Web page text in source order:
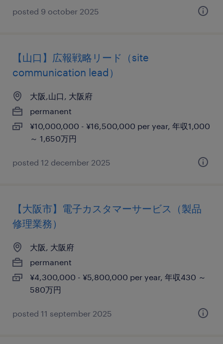
posted 9 october 2025
【山口】広報戦略リード（site
communication lead）
大阪,山口, 大阪府
permanent
¥10,000,000 - ¥16,500,000 per year, 年収1,000
～ 1,650万円
posted 12 december 2025
【大阪市】電子カスタマーサービス（製品
修理業務）
大阪, 大阪府
permanent
¥4,300,000 - ¥5,800,000 per year, 年収430 ～
580万円
posted 11 september 2025